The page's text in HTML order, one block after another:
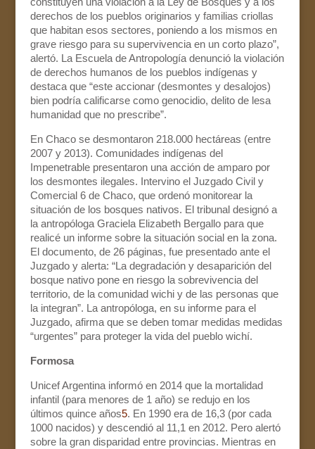
derechos de los pueblos originarios y familias criollas
que habitan esos sectores, poniendo a los mismos en
grave riesgo para su supervivencia en un corto plazo”,
alertó. La Escuela de Antropología denunció la violación
de derechos humanos de los pueblos indígenas y
destaca que “este accionar (desmontes y desalojos)
bien podría calificarse como genocidio, delito de lesa
humanidad que no prescribe”.
En Chaco se desmontaron 218.000 hectáreas (entre
2007 y 2013). Comunidades indígenas del
Impenetrable presentaron una acción de amparo por
los desmontes ilegales. Intervino el Juzgado Civil y
Comercial 6 de Chaco, que ordenó monitorear la
situación de los bosques nativos. El tribunal designó a
la antropóloga Graciela Elizabeth Bergallo para que
realicé un informe sobre la situación social en la zona.
El documento, de 26 páginas, fue presentado ante el
Juzgado y alerta: “La degradación y desaparición del
bosque nativo pone en riesgo la sobrevivencia del
territorio, de la comunidad wichi y de las personas que
la integran”. La antropóloga, en su informe para el
Juzgado, afirma que se deben tomar medidas medidas
“urgentes” para proteger la vida del pueblo wichí.
Formosa
Unicef Argentina informó en 2014 que la mortalidad
infantil (para menores de 1 año) se redujo en los
últimos quince años5. En 1990 era de 16,3 (por cada
1000 nacidos) y descendió al 11,1 en 2012. Pero alertó
sobre la gran disparidad entre provincias. Mientras en